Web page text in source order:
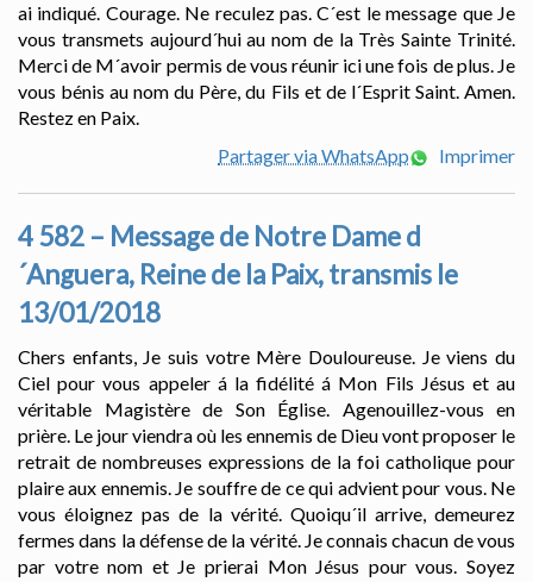
ai indiqué. Courage. Ne reculez pas. C´est le message que Je
vous transmets aujourd´hui au nom de la Très Sainte Trinité.
Merci de M´avoir permis de vous réunir ici une fois de plus. Je
vous bénis au nom du Père, du Fils et de l´Esprit Saint. Amen.
Restez en Paix.
Partager via WhatsApp
Imprimer
4 582 – Message de Notre Dame d
´Anguera, Reine de la Paix, transmis le
13/01/2018
Chers enfants, Je suis votre Mère Douloureuse. Je viens du
Ciel pour vous appeler á la fidélité á Mon Fils Jésus et au
véritable Magistère de Son Église. Agenouillez-vous en
prière. Le jour viendra où les ennemis de Dieu vont proposer le
retrait de nombreuses expressions de la foi catholique pour
plaire aux ennemis. Je souffre de ce qui advient pour vous. Ne
vous éloignez pas de la vérité. Quoiqu´il arrive, demeurez
fermes dans la défense de la vérité. Je connais chacun de vous
par votre nom et Je prierai Mon Jésus pour vous. Soyez